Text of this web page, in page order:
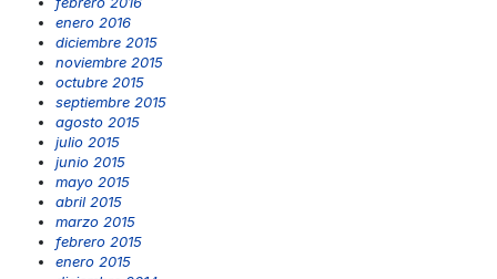
enero 2016
diciembre 2015
noviembre 2015
octubre 2015
septiembre 2015
agosto 2015
julio 2015
junio 2015
mayo 2015
abril 2015
marzo 2015
febrero 2015
enero 2015